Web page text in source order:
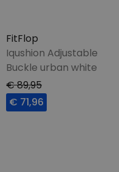
FitFlop
Iqushion Adjustable
Buckle urban white
€ 89,95
€ 71,96